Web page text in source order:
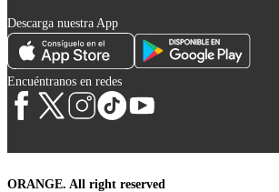
Descarga nuestra App
Encuéntranos en redes
ORANGE. All right reserved